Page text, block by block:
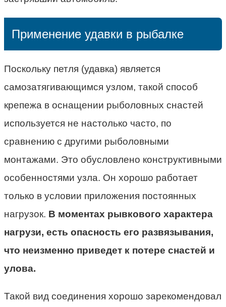
Применение удавки в рыбалке
Поскольку петля (удавка) является
самозатягивающимся узлом, такой способ
крепежа в оснащении рыболовных снастей
используется не настолько часто, по
сравнению с другими рыболовными
монтажами. Это обусловлено конструктивными
особенностями узла. Он хорошо работает
только в условии приложения постоянных
нагрузок. В моментах рывкового характера
нагрузи, есть опасность его развязывания,
что неизменно приведет к потере снастей и
улова.
Такой вид соединения хорошо зарекомендовал